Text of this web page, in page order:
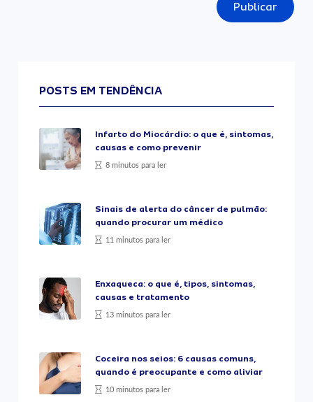
Publicar
POSTS EM TENDÊNCIA
Infarto do Miocárdio: o que é, sintomas,
causas e como prevenir
8 minutos para ler
Sinais de alerta do câncer de pulmão:
quando procurar um médico
11 minutos para ler
Enxaqueca: o que é, tipos, sintomas,
causas e tratamento
13 minutos para ler
Coceira nos seios: 6 causas comuns,
quando é preocupante e como aliviar
10 minutos para ler